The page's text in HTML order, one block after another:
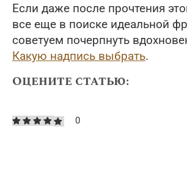
Если даже после прочтения
все еще в поиске идеальной
советуем почерпнуть
Какую надпись выбрать.
Оцените статью:
0